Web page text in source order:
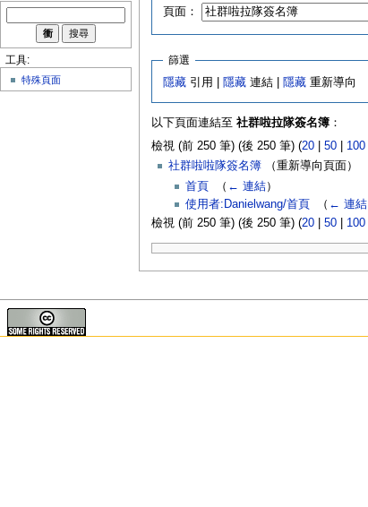
頁面：
篩選
隱藏 引用 | 隱藏 連結 | 隱藏 重新導向
以下頁面連結至 社群啦拉隊簽名簿：
檢視 (前 250 筆) (後 250 筆) (20| 50| 100|
社群啦啦隊簽名簿（重新導向頁面） ‎
首頁
（ ← 連結）
使用者:Danielwang/首頁
（ ← 連結
檢視 (前 250 筆) (後 250 筆) (20| 50| 100|
工具:
特殊頁面